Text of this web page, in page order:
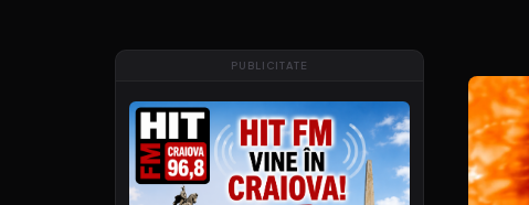
PUBLICITATE